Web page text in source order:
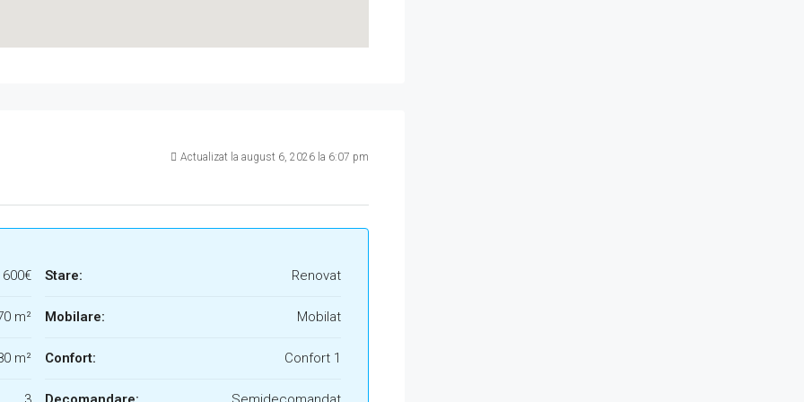
Actualizat la august 6, 2026 la 6:07 pm
600€
m²
m²
Stare: Renovat
Mobilare: Mobilat
Confort: Confort 1